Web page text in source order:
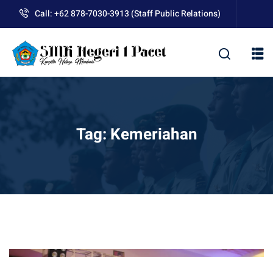
content
Call: +62 878-7030-3913 (Staff Public Relations)
Tag: Kemeriahan